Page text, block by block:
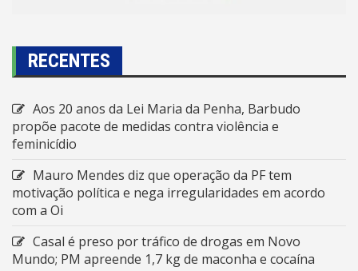
RECENTES
Aos 20 anos da Lei Maria da Penha, Barbudo
propõe pacote de medidas contra violência e
feminicídio
Mauro Mendes diz que operação da PF tem
motivação política e nega irregularidades em acordo
com a Oi
Casal é preso por tráfico de drogas em Novo
Mundo; PM apreende 1,7 kg de maconha e cocaína